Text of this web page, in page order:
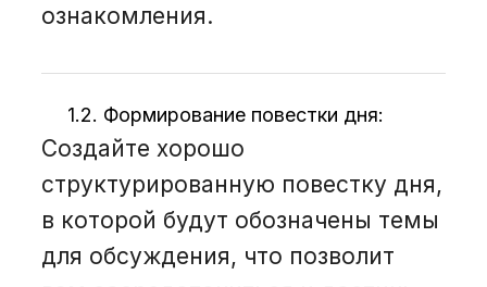
ознакомления.
1.2. Формирование повестки дня:
Создайте хорошо
структурированную повестку дня,
в которой будут обозначены темы
для обсуждения, что позволит